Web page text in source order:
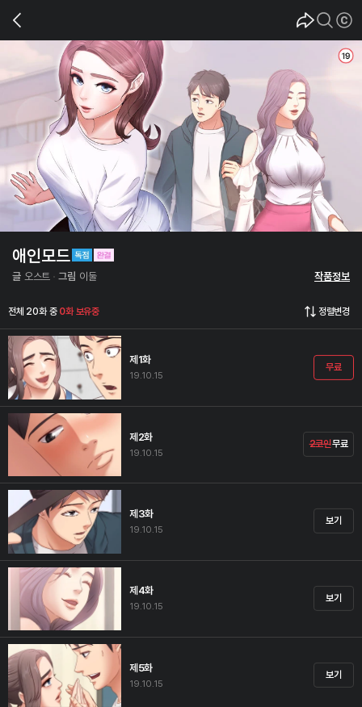
애인모드
글 오스트 그림 이둘 작품정보
전체 20화 중 0화 보유중 정렬변경
제1화
19.10.15
무료
제2화
19.10.15
2코인무료
제3화
19.10.15
보기
제4화
19.10.15
보기
제5화
19.10.15
보기